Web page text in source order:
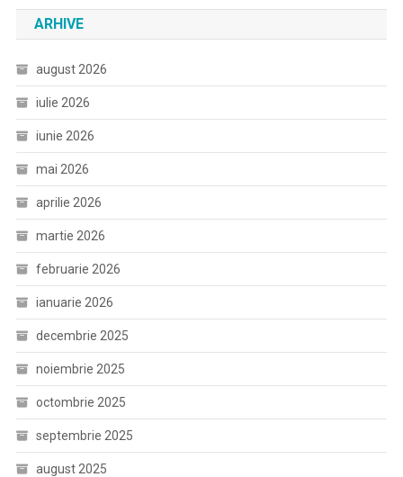
ARHIVE
august 2026
iulie 2026
iunie 2026
mai 2026
aprilie 2026
martie 2026
februarie 2026
ianuarie 2026
decembrie 2025
noiembrie 2025
octombrie 2025
septembrie 2025
august 2025